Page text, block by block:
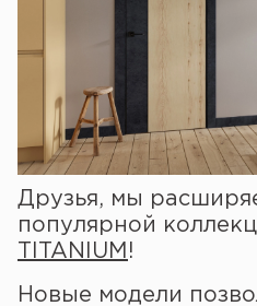
Друзья, мы
популярной
TITANIUM !
Новые модели